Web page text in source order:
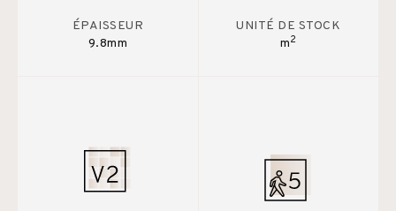
ÉPAISSEUR
9.8mm
UNITÉ DE STOCK
m2